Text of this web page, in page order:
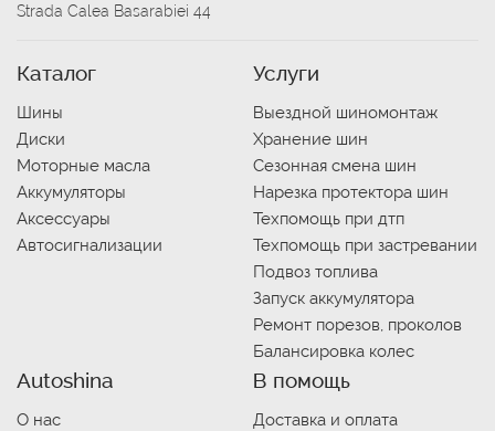
Strada Calea Basarabiei 44
Каталог
Шины
Диски
Моторные масла
Аккумуляторы
Аксессуары
Автосигнализации
Услуги
Выездной шиномонтаж
Хранение шин
Сезонная смена шин
Нарезка протектора шин
Техпомощь при дтп
Техпомощь при застревании
Подвоз топлива
Запуск аккумулятора
Ремонт порезов, проколов
Балансировка колес
Autoshina
О нас
В помощь
Доставка и оплата